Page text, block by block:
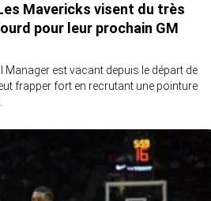
Mavericks visent du très
lourd pour leur prochain GM
Manager est vacant depuis le départ de
frapper fort en recrutant une pointure